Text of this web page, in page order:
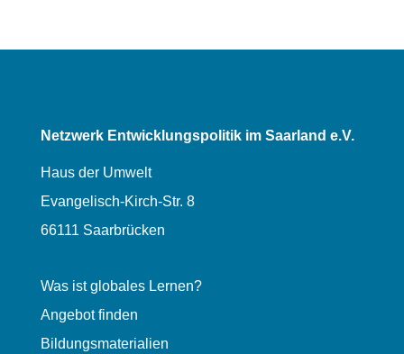
Netzwerk Entwicklungspolitik im Saarland e.V.
Haus der Umwelt
Evangelisch-Kirch-Str. 8
66111 Saarbrücken
Was ist globales Lernen?
Angebot finden
Bildungsmaterialien